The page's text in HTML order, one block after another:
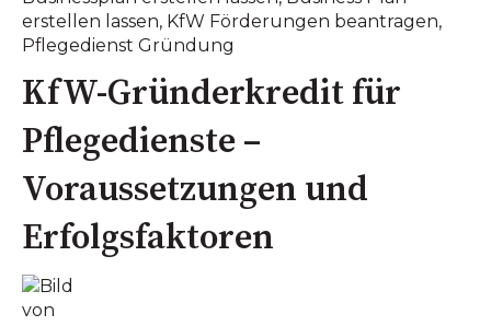
erstellen lassen, KfW Förderungen beantragen,
Pflegedienst Gründung
KfW-Gründerkredit für
Pflegedienste –
Voraussetzungen und
Erfolgsfaktoren